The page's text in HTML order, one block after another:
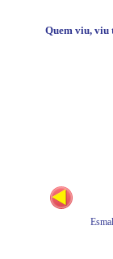
Quem viu, viu